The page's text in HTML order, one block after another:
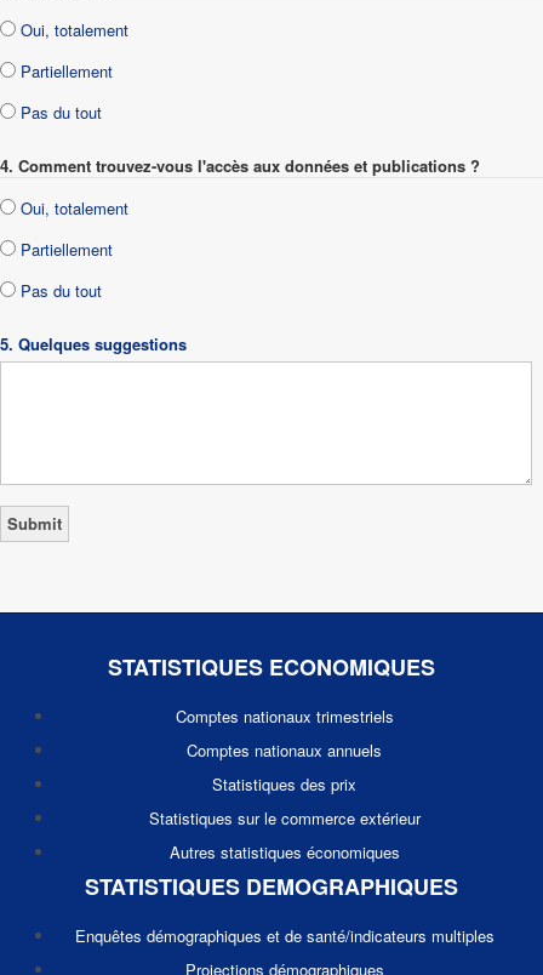
Oui, totalement
Partiellement
Pas du tout
4. Comment trouvez-vous l'accès aux données et publications ?
Oui, totalement
Partiellement
Pas du tout
5. Quelques suggestions
STATISTIQUES ECONOMIQUES
Comptes nationaux trimestriels
Comptes nationaux annuels
Statistiques des prix
Statistiques sur le commerce extérieur
Autres statistiques économiques
STATISTIQUES DEMOGRAPHIQUES
Enquêtes démographiques et de santé/indicateurs multiples
Projections démographiques